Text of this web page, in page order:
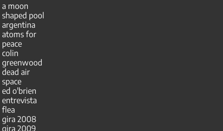
a moon
shaped pool
argentina
atoms for
peace
colin
greenwood
dead air
space
ed o'brien
entrevista
flea
gira 2008
gira 2009